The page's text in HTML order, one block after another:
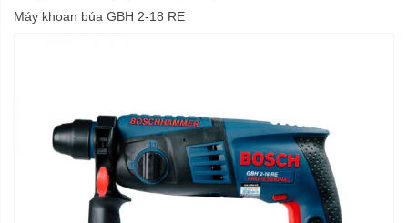
Máy khoan búa GBH 2-18 RE